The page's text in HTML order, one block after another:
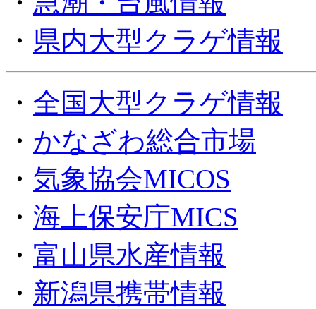
・ 県内大型クラゲ情報
・ 全国大型クラゲ情報
・ かなざわ総合市場
・ 気象協会MICOS
・ 海上保安庁MICS
・ 富山県水産情報
・ 新潟県携帯情報